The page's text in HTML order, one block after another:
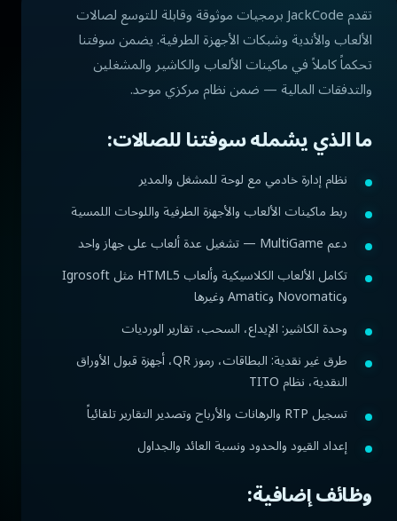
تقدم JackCode برمجيات موثوقة وقابلة للتوسع لصالات
الألعاب والأندية وشبكات الأجهزة الطرفية. يضمن سوفتنا
تحكماً كاملاً في ماكينات الألعاب والكاشير والمشغلين
والتدفقات المالية — ضمن نظام مركزي موحد.
ما الذي يشمله سوفتنا للصالات:
نظام إدارة خادمي مع لوحة للمشغل والمدير
ربط ماكينات الألعاب والأجهزة الطرفية واللوحات اللمسية
دعم MultiGame — تشغيل عدة ألعاب على جهاز واحد
تكامل الألعاب الكلاسيكية وألعاب HTML5 مثل Igrosoft
وNovomatic وAmatic وغيرها
وحدة الكاشير: الإيداع، السحب، تقارير الورديات
طرق غير نقدية: البطاقات، رموز QR، أجهزة قبول الأوراق
النقدية، نظام TITO
تسجيل RTP والرهانات والأرباح وتصدير التقارير تلقائياً
إعداد القيود والحدود ونسبة العائد والجداول
وظائف إضافية: